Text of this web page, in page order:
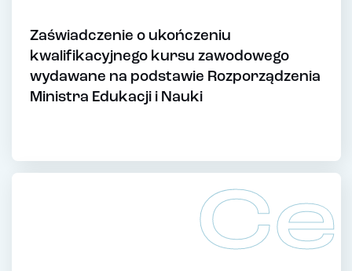
Zaświadczenie o ukończeniu
kwalifikacyjnego kursu zawodowego
wydawane na podstawie Rozporządzenia
Ministra Edukacji i Nauki
Ce